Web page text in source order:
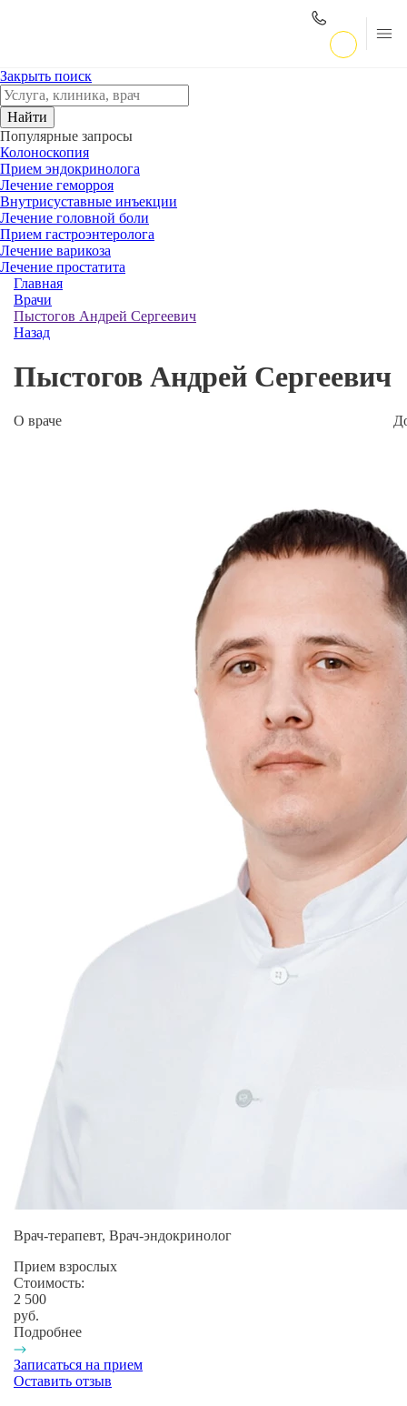
Закрыть поиск
Найти
Популярные запросы
Колоноскопия
Прием эндокринолога
Лечение геморроя
Внутрисуставные инъекции
Лечение головной боли
Прием гастроэнтеролога
Лечение варикоза
Лечение простатита
Главная
Врачи
Пыстогов Андрей Сергеевич
Назад
Пыстогов Андрей Сергеевич
О враче
Врач-терапевт, Врач-эндокринолог
Прием взрослых
Стоимость:
2 500
руб.
Подробнее
Записаться на прием
Оставить отзыв